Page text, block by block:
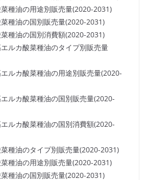
菜種油の用途別販売量(2020-2031)
菜種油の国別販売量(2020-2031)
菜種油の国別消費額(2020-2031)
ルカ酸菜種油のタイプ別販売量
ルカ酸菜種油の用途別販売量(2020-
ルカ酸菜種油の国別販売量(2020-
ルカ酸菜種油の国別消費額(2020-
菜種油のタイプ別販売量(2020-2031)
菜種油の用途別販売量(2020-2031)
菜種油の国別販売量(2020-2031)